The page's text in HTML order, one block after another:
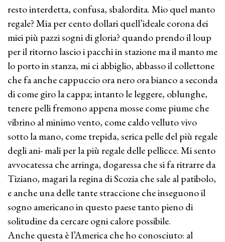
resto interdetta, confusa, sbalordita. Mio quel manto
regale? Mia per cento dollari quell’ideale corona dei
miei più pazzi sogni di gloria? quando prendo il loup
per il ritorno lascio i pacchi in stazione ma il manto me
lo porto in stanza, mi ci abbiglio, abbasso il collettone
che fa anche cappuccio ora nero ora bianco a seconda
di come giro la cappa; intanto le leggere, oblunghe,
tenere pelli fremono appena mosse come piume che
vibrino al minimo vento, come caldo velluto vivo
sotto la mano, come trepida, serica pelle del più regale
degli ani- mali per la più regale delle pellicce. Mi sento
avvocatessa che arringa, dogaressa che si fa ritrarre da
Tiziano, magari la regina di Scozia che sale al patibolo,
e anche una delle tante straccione che inseguono il
sogno americano in questo paese tanto pieno di
solitudine da cercare ogni calore possibile.
Anche questa è l’America che ho conosciuto: al